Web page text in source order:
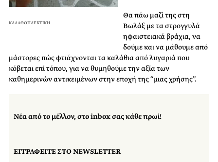
ΚΑΛΑΘΟΠΛΕΚΤΙΚΗ
Θα πάω μαζί της στη
Βωλάξ με τα στρογγυλά
ηφαιστειακά βράχια, να
δούμε και να μάθουμε από
μάστορες πώς φτιάχνονται τα καλάθια από λυγαριά που
κόβεται επί τόπου, για να θυμηθούμε την αξία των
καθημερινών αντικειμένων στην εποχή της “μιας χρήσης”.
Νέα από το μέλλον, στο inbox σας κάθε πρωί!
ΕΓΓΡΑΦΕΙΤΕ ΣΤΟ NEWSLETTER